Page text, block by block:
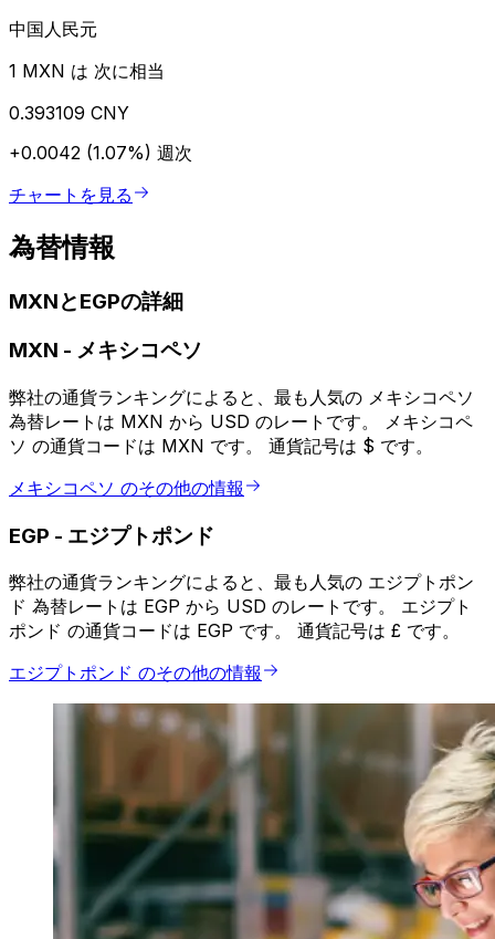
中国人民元
1 MXN は 次に相当
0.393109 CNY
+0.0042 (1.07%) 週次
チャートを見る
為替情報
MXNとEGPの詳細
MXN - メキシコペソ
弊社の通貨ランキングによると、最も人気の メキシコペソ
為替レートは MXN から USD のレートです。 メキシコペ
ソ の通貨コードは MXN です。 通貨記号は $ です。
メキシコペソ のその他の情報
EGP - エジプトポンド
弊社の通貨ランキングによると、最も人気の エジプトポン
ド 為替レートは EGP から USD のレートです。 エジプト
ポンド の通貨コードは EGP です。 通貨記号は £ です。
エジプトポンド のその他の情報